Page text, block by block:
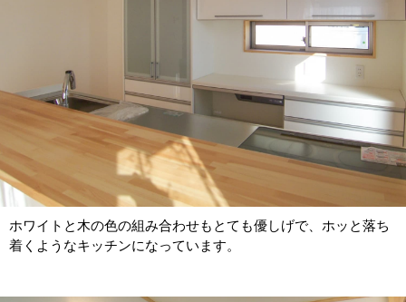
ホワイトと木の色の組み合わせもとても優しげで、ホッと落ち
着くようなキッチンになっています。